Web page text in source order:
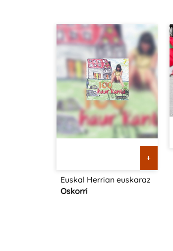
+
Euskal Herrian euskaraz
Oskorri